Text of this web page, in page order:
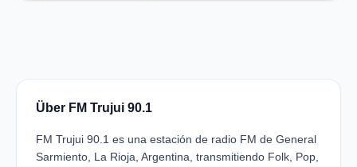
Über FM Trujui 90.1
FM Trujui 90.1 es una estación de radio FM de General
Sarmiento, La Rioja, Argentina, transmitiendo Folk, Pop,